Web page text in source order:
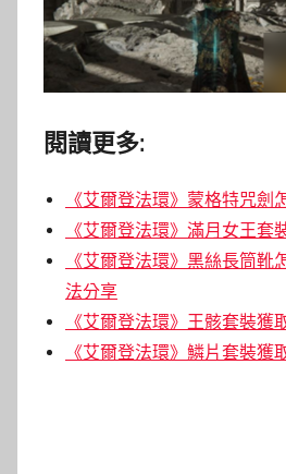
閱讀更多:
《艾爾登法環》蒙格特咒劍
《艾爾登法環》滿月女王套
《艾爾登法環》黑絲長筒靴
法分享
《艾爾登法環》王骸套裝獲
《艾爾登法環》鱗片套裝獲